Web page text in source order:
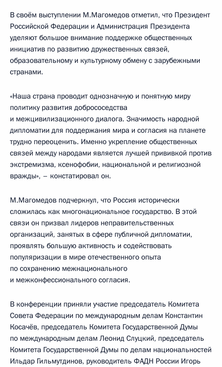
В своём выступлении М.Магомедов отметил, что Президент
Российской Федерации и Администрация Президента
уделяют большое внимание поддержке общественных
инициатив по развитию дружественных связей,
образовательному и культурному обмену с зарубежными
странами.
«Наша страна проводит однозначную и понятную миру
политику развития добрососедства
и межцивилизационного диалога. Значимость народной
дипломатии для поддержания мира и согласия на планете
трудно переоценить. Именно укрепление общественных
связей между народами является лучшей прививкой против
экстремизма, ксенофобии, национальной и религиозной
вражды», – констатировал он.
М.Магомедов подчеркнул, что Россия исторически
сложилась как многонациональное государство. В этой
связи он призвал лидеров неправительственных
организаций, занятых в сфере публичной дипломатии,
проявлять большую активность и содействовать
популяризации в мире отечественного опыта
по сохранению межнационального
и межконфессионального согласия.
В конференции приняли участие председатель Комитета
Совета Федерации по международным делам Константин
Косачёв, председатель Комитета Государственной Думы
по международным делам Леонид Слуцкий, председатель
Комитета Государственной Думы по делам национальностей
Ильдар Гильмутдинов, руководитель ФАДН России Игорь